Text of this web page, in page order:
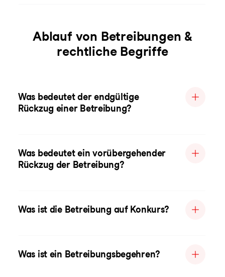
Ablauf von Betreibungen &
rechtliche Begriffe
Was bedeutet der endgültige
Rückzug einer Betreibung?
Was bedeutet ein vorübergehender
Rückzug der Betreibung?
Was ist die Betreibung auf Konkurs?
Was ist ein Betreibungsbegehren?